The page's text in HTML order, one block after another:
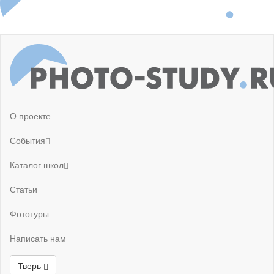
О проекте
События
Каталог школ
Статьи
Фототуры
Написать нам
Тверь